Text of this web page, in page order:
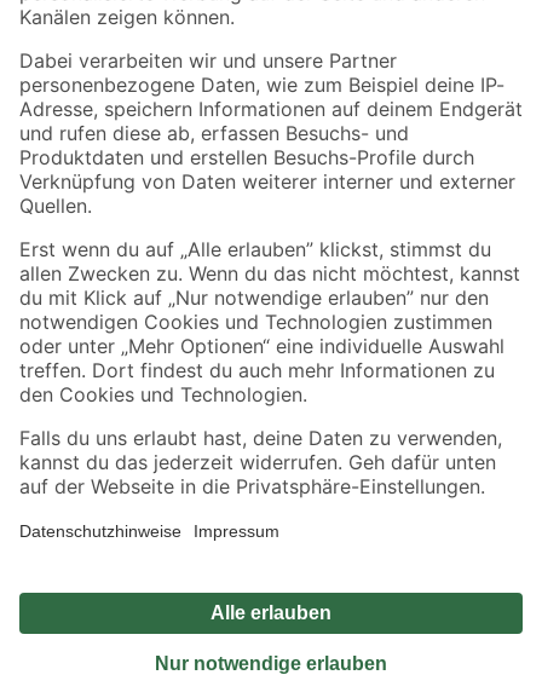
Folge uns
Zahlungsarten Versandarten
Sicher einkaufen
Jetzt die toom-App herunterladen
Alle Preisangaben in EUR inkl. gesetzl. MwSt.. Die dargestellten Angebote sind unter
Umständen nicht in allen Märkten verfügbar. Die angegebenen Verfügbarkeiten beziehen
Produkte nur solange der Vorrat reicht.
*Paketversand ab 59 € versandkostenfrei, gilt nicht für Artikel mit Speditionsversand, hier
Privatsphäre Impressum
Nutzungsbedingungen
Widerrufsrecht
Vertrag widerrufen